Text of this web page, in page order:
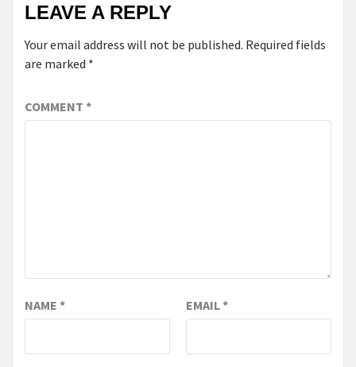
LEAVE A REPLY
Your email address will not be published. Required fields
are marked *
COMMENT *
NAME * EMAIL*